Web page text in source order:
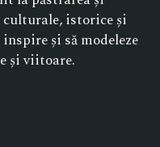
istorice și
și să modeleze
și viitoare.